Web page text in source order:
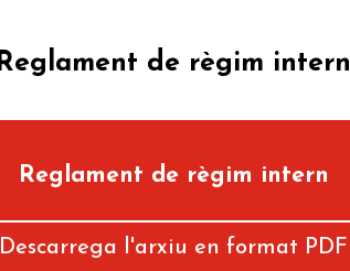
Reglament de règim intern
Reglament de règim intern
Descarrega l'arxiu en format PDF